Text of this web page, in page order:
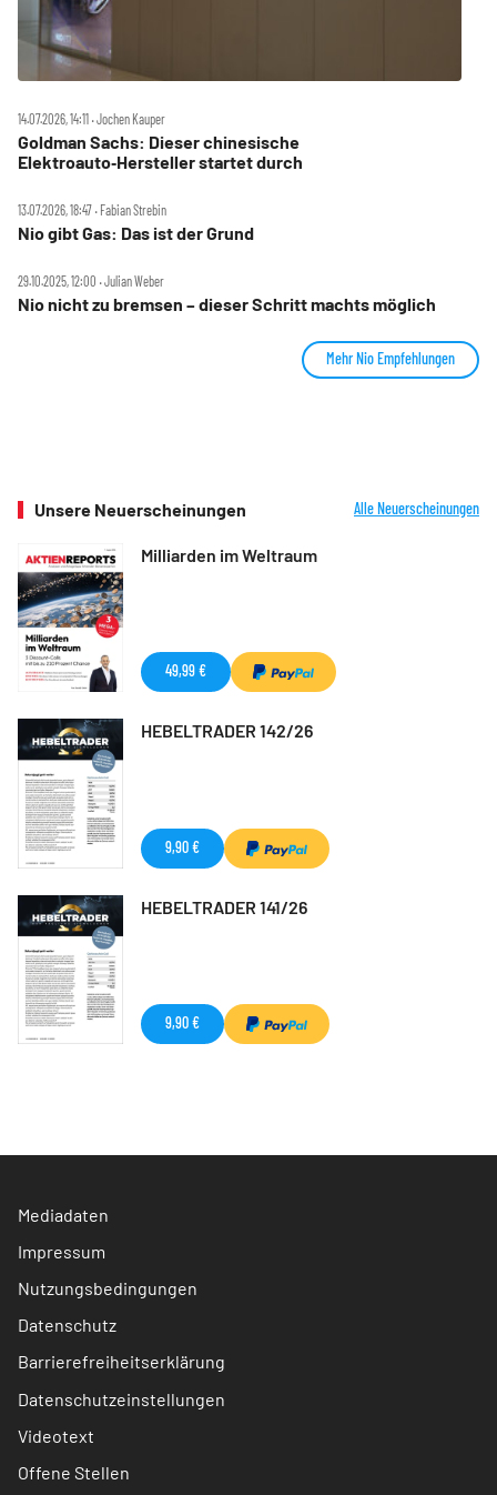
14.07.2026, 14:11 ‧ Jochen Kauper
Goldman Sachs: Dieser chinesische
Elektroauto‑Hersteller startet durch
13.07.2026, 18:47 ‧ Fabian Strebin
Nio gibt Gas: Das ist der Grund
29.10.2025, 12:00 ‧ Julian Weber
Nio nicht zu bremsen – dieser Schritt machts möglich
Mehr Nio Empfehlungen
Unsere Neuerscheinungen Alle Neuerscheinungen
Milliarden im Weltraum
49,99 €
HEBELTRADER 142/26
9,90 €
HEBELTRADER 141/26
9,90 €
Mediadaten
Impressum
Nutzungsbedingungen
Datenschutz
Barrierefreiheitserklärung
Datenschutzeinstellungen
Videotext
Offene Stellen